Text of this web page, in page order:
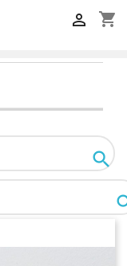
shopping_cart

